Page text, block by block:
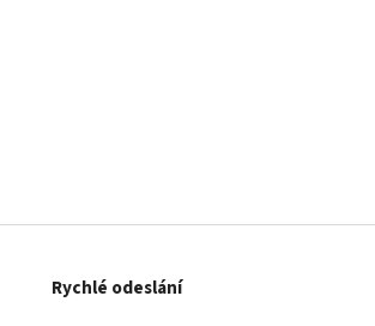
Rychlé odeslání